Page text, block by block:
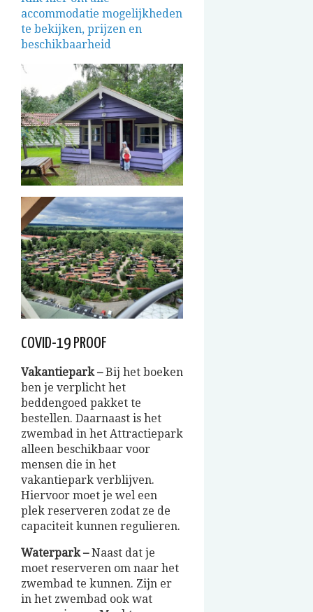
accommodatie mogelijkheden
te bekijken, prijzen en
beschikbaarheid
COVID-19 PROOF
Vakantiepark –Bij het boeken
ben je verplicht het
beddengoed pakket te
bestellen. Daarnaast is het
zwembad in het Attractiepark
alleen beschikbaar voor
mensen die in het
vakantiepark verblijven.
Hiervoor moet je wel een
plek reserveren zodat ze de
capaciteit kunnen regulieren.
Waterpark –Naast dat je
moet reserveren om naar het
zwembad te kunnen. Zijn er
in het zwembad ook wat